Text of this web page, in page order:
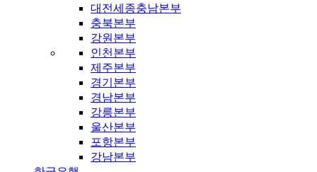
대전세종충남본부
충북본부
강원본부
인천본부
제주본부
경기본부
경남본부
강릉본부
울산본부
포항본부
강남본부